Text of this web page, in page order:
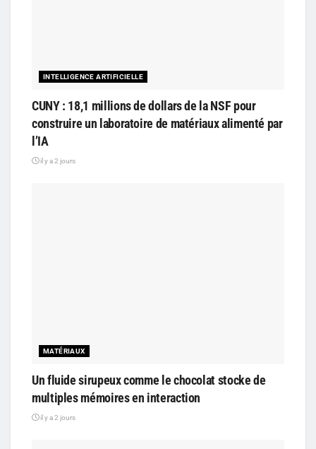
INTELLIGENCE ARTIFICIELLE
CUNY : 18,1 millions de dollars de la NSF pour
construire un laboratoire de matériaux alimenté par
l’IA
il y a 2 jours
MATÉRIAUX
Un fluide sirupeux comme le chocolat stocke de
multiples mémoires en interaction
il y a 2 jours